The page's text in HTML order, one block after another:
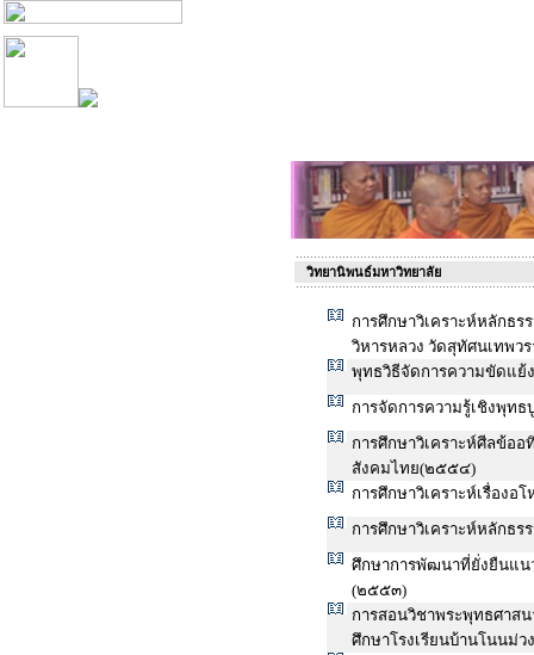
วิทยานิพนธ์มหาวิทยาลัย
การศึกษาวิเคราะห์หลักธ
วิหารหลวง วัดสุทัศนเทพว
พุทธวิธีจัดการความขัดแย้
การจัดการความรู้เชิงพุท
การศึกษาวิเคราะห์ศีลข้อ
สังคมไทย(๒๕๕๔)
การศึกษาวิเคราะห์เรื่อง
การศึกษาวิเคราะห์หลักธ
ศึกษาการพัฒนาที่ยั่งยืนแน
(๒๕๕๓)
การสอนวิชาพระพุทธศาส
ศึกษาโรงเรียนบ้านโนนม่